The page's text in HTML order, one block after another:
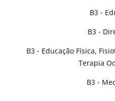
B3 -
B3 -
B3 - Educação Física,
Terapia
B3 -